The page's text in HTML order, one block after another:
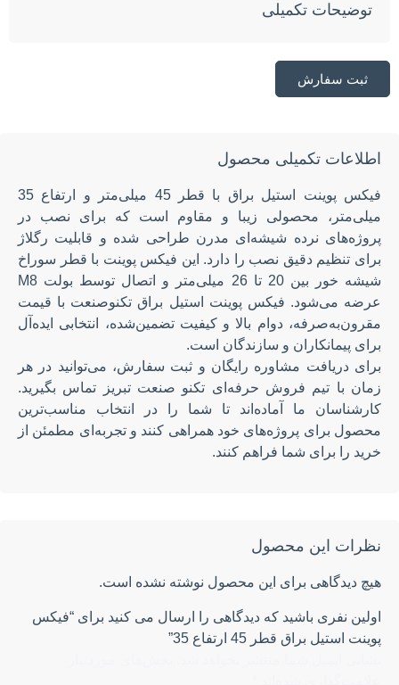
توضیحات تکمیلی
ثبت سفارش
اطلاعات تکمیلی محصول
فیکس پوینت استیل براق با قطر 45 میلی‌متر و ارتفاع 35
میلی‌متر، محصولی زیبا و مقاوم است که برای نصب در
پروژه‌های نرده شیشه‌ای مدرن طراحی شده و قابلیت رگلاژ
برای تنظیم دقیق نصب را دارد. این فیکس پوینت با قطر سوراخ
شیشه خور بین 20 تا 26 میلی‌متر و اتصال توسط بولت M8
عرضه می‌شود. فیکس پوینت استیل براق تکنوصنعت با قیمت
مقرون‌به‌صرفه، دوام بالا و کیفیت تضمین‌شده، انتخابی ایده‌آل
برای پیمانکاران و سازندگان است.
برای دریافت مشاوره رایگان و ثبت سفارش، می‌توانید در هر
زمان با تیم فروش حرفه‌ای تکنو صنعت تبریز تماس بگیرید.
کارشناسان ما آماده‌اند تا شما را در انتخاب مناسب‌ترین
محصول برای پروژه‌های خود همراهی کنند و تجربه‌ای مطمئن از
خرید را برای شما فراهم کنند.
نظرات این محصول
هیچ دیدگاهی برای این محصول نوشته نشده است.
اولین نفری باشید که دیدگاهی را ارسال می کنید برای “فیکس
پوینت استیل براق قطر 45 ارتفاع 35”